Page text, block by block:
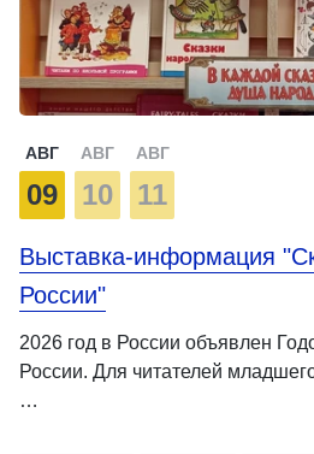
АВГ
09
АВГ
10
АВГ
11
Выставка-информация
России"
2026 год в России объявлен
России. Для читателей
…